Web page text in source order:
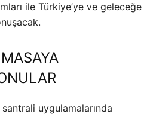
ile Türkiye’ye ve geleceğe
uygulamalarında